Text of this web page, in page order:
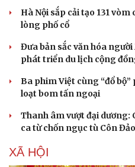
Hà Nội sắp cải tạo 131
lòng phố cổ
Đưa bản sắc văn hóa
phát triển du lịch cộng
Ba phim Việt cùng “đổ
loạt bom tấn ngoại
Thanh âm vượt đại dương:
ca từ chốn ngục tù Côn Đảo
XÃ HỘI